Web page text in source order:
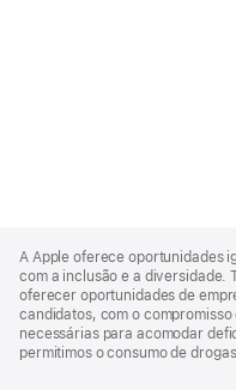
Footer
A Apple oferece oportunidades
com a inclusão e a diversidade.
oferecer oportunidades de
candidatos, com o
necessárias para acomodar
permitimos o consumo de